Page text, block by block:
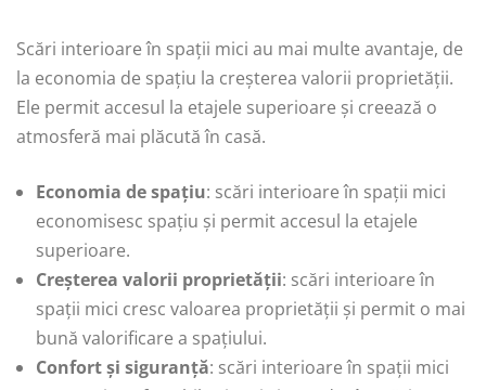
Scări interioare în spații mici au mai multe avantaje, de
la economia de spațiu la creșterea valorii proprietății.
Ele permit accesul la etajele superioare și creează o
atmosferă mai plăcută în casă.
Economia de spațiu: scări interioare în spații mici
economisesc spațiu și permit accesul la etajele
superioare.
Creșterea valorii proprietății: scări interioare în
spații mici cresc valoarea proprietății și permit o mai
bună valorificare a spațiului.
Confort și siguranță: scări interioare în spații mici